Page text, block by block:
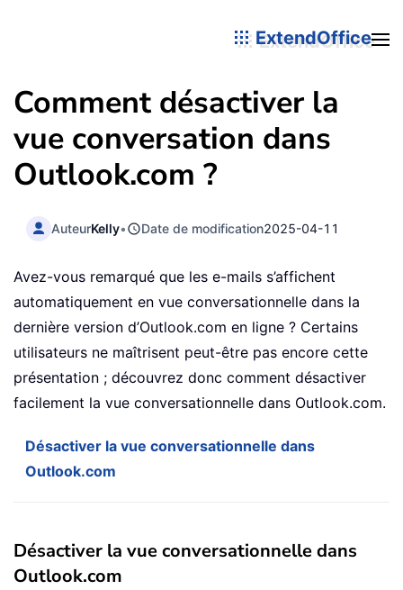
ExtendOffice
Comment désactiver la
vue conversation dans
Outlook.com ?
AuteurKelly• Date de modification2025-04-11
Avez-vous remarqué que les e-mails s’affichent
automatiquement en vue conversationnelle dans la
dernière version d’Outlook.com en ligne ? Certains
utilisateurs ne maîtrisent peut-être pas encore cette
présentation ; découvrez donc comment désactiver
facilement la vue conversationnelle dans Outlook.com.
Désactiver la vue conversationnelle dans
Outlook.com
Désactiver la vue conversationnelle dans
Outlook.com